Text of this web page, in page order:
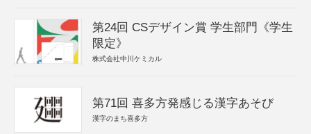
第24回 CSデザイン賞 学生部門《学生
限定》
株式会社中川ケミカル
第71回 喜多方発感じる漢字あそび
漢字のまち喜多方